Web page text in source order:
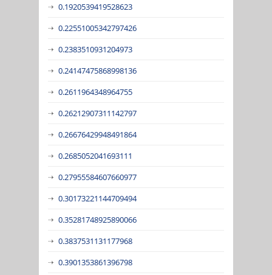
0.1920539419528623
0.22551005342797426
0.2383510931204973
0.24147475868998136
0.2611964348964755
0.26212907311142797
0.26676429948491864
0.2685052041693111
0.27955584607660977
0.30173221144709494
0.35281748925890066
0.3837531131177968
0.3901353861396798